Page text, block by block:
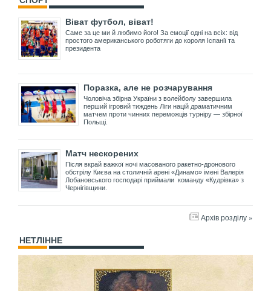
Віват футбол, віват!
Саме за це ми й любимо його! За емоції одні на всіх: від
простого американського роботяги до короля Іспанії та
президента
Поразка, але не розчарування
Чоловіча збірна України з волейболу завершила
перший ігровий тиждень Ліги націй драматичним
матчем проти чинних переможців турніру — збірної
Польщі.
Матч нескорених
Після вкрай важкої ночі масованого ракетно-дронового
обстрілу Києва на столичній арені «Динамо» імені Валерія
Лобановського господарі приймали команду «Кудрівка» з
Чернігівщини.
Архів розділу »
НЕТЛІННЕ